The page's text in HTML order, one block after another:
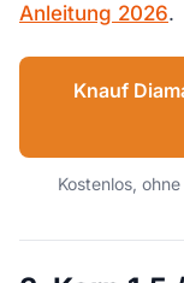
Anleitung 2026.
Knauf
Kostenlos,